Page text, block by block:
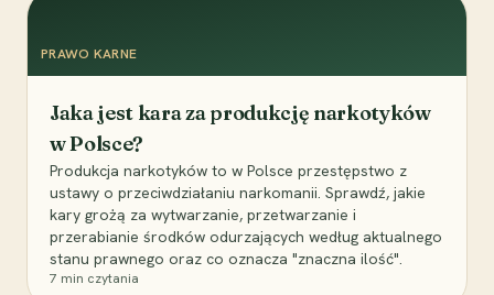
PRAWO KARNE
Jaka jest kara za produkcję narkotyków
w Polsce?
Produkcja narkotyków to w Polsce przestępstwo z
ustawy o przeciwdziałaniu narkomanii. Sprawdź, jakie
kary grożą za wytwarzanie, przetwarzanie i
przerabianie środków odurzających według aktualnego
stanu prawnego oraz co oznacza "znaczna ilość".
7 min czytania